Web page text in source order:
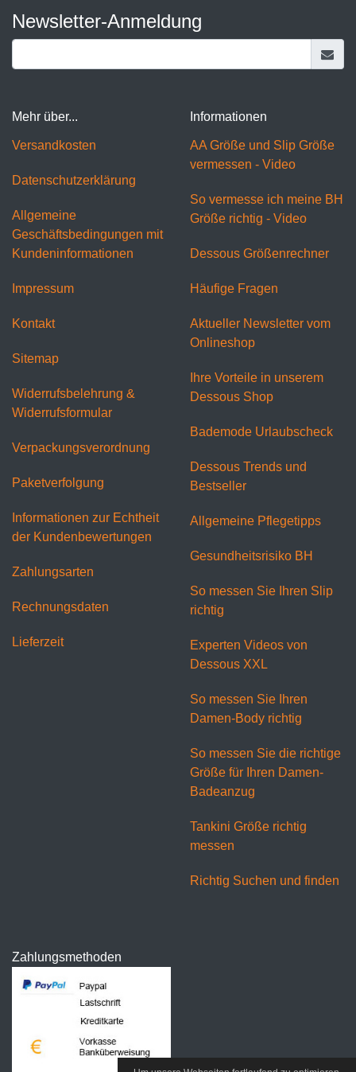
Newsletter-Anmeldung
Mehr über...
Versandkosten
Datenschutzerklärung
Allgemeine
Geschäftsbedingungen mit
Kundeninformationen
Impressum
Kontakt
Sitemap
Widerrufsbelehrung &
Widerrufsformular
Verpackungsverordnung
Paketverfolgung
Informationen zur Echtheit
der Kundenbewertungen
Zahlungsarten
Rechnungsdaten
Lieferzeit
Informationen
AA Größe und Slip Größe
vermessen - Video
So vermesse ich meine BH
Größe richtig - Video
Dessous Größenrechner
Häufige Fragen
Aktueller Newsletter vom
Onlineshop
Ihre Vorteile in unserem
Dessous Shop
Bademode Urlaubscheck
Dessous Trends und
Bestseller
Allgemeine Pflegetipps
Gesundheitsrisiko BH
So messen Sie Ihren Slip
richtig
Experten Videos von
Dessous XXL
So messen Sie Ihren
Damen-Body richtig
So messen Sie die richtige
Größe für Ihren Damen-
Badeanzug
Tankini Größe richtig
messen
Richtig Suchen und finden
Zahlungsmethoden